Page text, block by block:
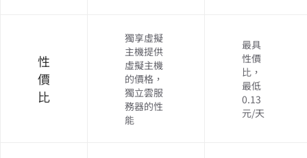
性
價
比
獨享虛擬
主機提供
虛擬主機
的價格，
獨立雲服
務器的性
能
最具
性價
比，
最低
0.13
元/天